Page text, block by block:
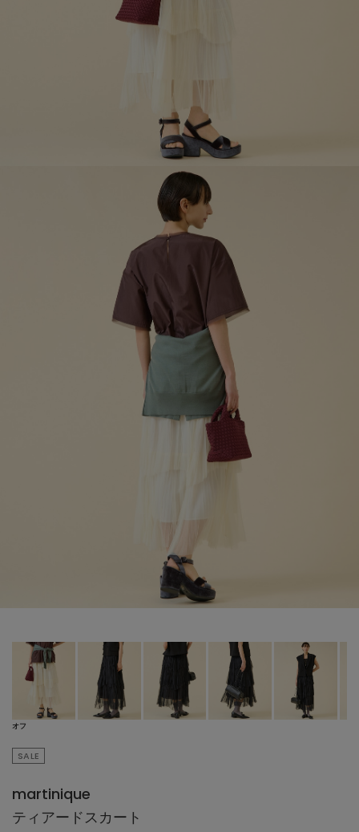
オフ
SALE
martinique
ティアードスカート